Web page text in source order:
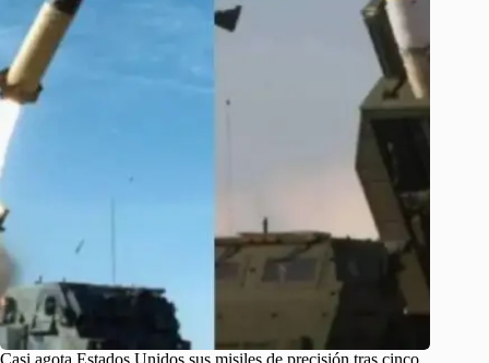
Casi agota Estados Unidos sus misiles de precisión tras cinco